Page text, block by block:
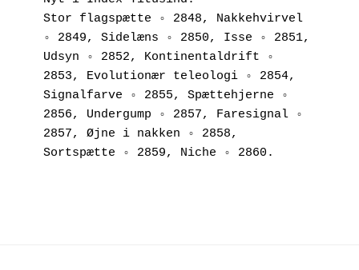
Stor flagspætte ◦ 2848, Nakkehvirvel
◦ 2849, Sidelæns ◦ 2850, Isse ◦ 2851,
Udsyn ◦ 2852, Kontinentaldrift ◦
2853, Evolutionær teleologi ◦ 2854,
Signalfarve ◦ 2855, Spættehjerne ◦
2856, Undergump ◦ 2857, Faresignal ◦
2857, Øjne i nakken ◦ 2858,
Sortspætte ◦ 2859, Niche ◦ 2860.